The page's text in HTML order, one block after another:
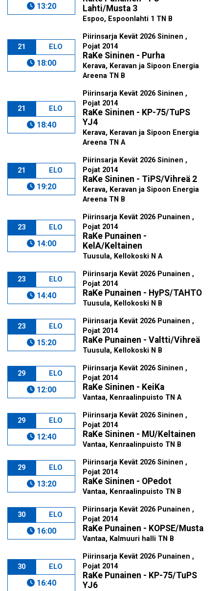
13:20
Lahti/Musta 3
Espoo, Espoonlahti 1 TN B
21 ELO
18:00
Piirinsarja Kevät 2026 Sininen ,
Pojat 2014
RaKe Sininen - Purha
Kerava, Keravan ja Sipoon Energia
Areena TN B
21 ELO
18:40
Piirinsarja Kevät 2026 Sininen ,
Pojat 2014
RaKe Sininen - KP-75/TuPS
YJ4
Kerava, Keravan ja Sipoon Energia
Areena TN A
21 ELO
19:20
Piirinsarja Kevät 2026 Sininen ,
Pojat 2014
RaKe Sininen - TiPS/Vihreä 2
Kerava, Keravan ja Sipoon Energia
Areena TN B
23 ELO
14:00
Piirinsarja Kevät 2026 Punainen ,
Pojat 2014
RaKe Punainen -
KelA/Keltainen
Tuusula, Kellokoski N A
23 ELO
14:40
Piirinsarja Kevät 2026 Punainen ,
Pojat 2014
RaKe Punainen - HyPS/TAHTO
Tuusula, Kellokoski N B
23 ELO
15:20
Piirinsarja Kevät 2026 Punainen ,
Pojat 2014
RaKe Punainen - Valtti/Vihreä
Tuusula, Kellokoski N B
29 ELO
12:00
Piirinsarja Kevät 2026 Sininen ,
Pojat 2014
RaKe Sininen - KeiKa
Vantaa, Kenraalinpuisto TN A
29 ELO
12:40
Piirinsarja Kevät 2026 Sininen ,
Pojat 2014
RaKe Sininen - MU/Keltainen
Vantaa, Kenraalinpuisto TN B
29 ELO
13:20
Piirinsarja Kevät 2026 Sininen ,
Pojat 2014
RaKe Sininen - OPedot
Vantaa, Kenraalinpuisto TN B
30 ELO
16:00
Piirinsarja Kevät 2026 Punainen ,
Pojat 2014
RaKe Punainen - KOPSE/Musta
Vantaa, Kalmuuri halli TN B
30 ELO
16:40
Piirinsarja Kevät 2026 Punainen ,
Pojat 2014
RaKe Punainen - KP-75/TuPS
YJ6